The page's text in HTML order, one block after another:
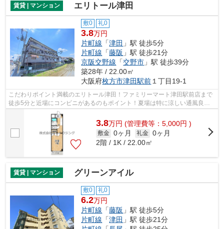
賃貸 | マンション エリトール津田
敷0 礼0
3.8万円
片町線 「津田 」駅 徒歩5分
片町線 「藤阪 」駅 徒歩21分
京阪交野線 「交野市 」駅 徒歩39分
築28年 / 22.00㎡
大阪府枚方市津田駅前 １丁目19-1
こだわりポイント満載のエリトール津田！ファミリーマート津田駅前店まで
徒歩5分と近場にコンビニがあるのもポイント！夏場は特に涼しい通風良好
な環境の良い快適空間をどうぞ！遠くの...
3.8万円 (管理費等：5,000円 )
敷金 0ヶ月 礼金 0ヶ月
2階 / 1K / 22.00㎡
賃貸 | マンション グリーンアイル
敷0 礼0
6.2万円
片町線 「藤阪 」駅 徒歩5分
片町線 「津田 」駅 徒歩21分